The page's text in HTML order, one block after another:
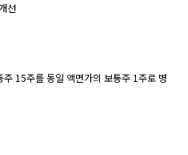
선
15주를 동일 액면가의 보통주 1주로 병